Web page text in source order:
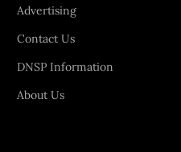
Advertising
Contact Us
DNSP Information
About Us